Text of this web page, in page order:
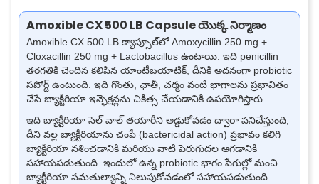
Amoxible CX 500 LB Capsule యొక్క నిర్మాణం
Amoxible CX 500 LB క్యాప్సూల్‌లో Amoxycillin 250 mg +
Cloxacillin 250 mg + Lactobacillus ఉంటాయి. ఇది penicillin
తరగతికి చెందిన కలిపిన యాంటీబయాటిక్, దీనికి అదనంగా probiotic
సపోర్ట్ ఉంటుంది. ఇది గొంతు, ఛాతీ, చర్మం వంటి భాగాలను ప్రభావితం
చేసే బ్యాక్టీరియా ఇన్ఫెక్షన్లను చికిత్స చేయడానికి ఉపయోగిస్తారు.
ఇది బ్యాక్టీరియా సెల్ వాల్ తయారీని అడ్డుకోవడం ద్వారా పనిచేస్తుంది,
దీని వల్ల బ్యాక్టీరియాను చంపే (bactericidal action) ప్రభావం కలిగి
బ్యాక్టీరియా నశించడానికి మరియు వాటి పెరుగుదల ఆగడానికి
సహాయపడుతుంది. ఇందులో ఉన్న probiotic భాగం పేగుల్లో మంచి
బ్యాక్టీరియా సమతుల్యాన్ని నిలుపుకోవడంలో సహాయపడుతుంది